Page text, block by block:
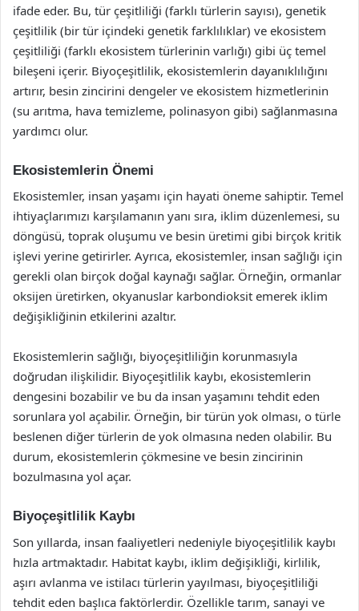
ifade eder. Bu, tür çeşitliliği (farklı türlerin sayısı), genetik
çeşitlilik (bir tür içindeki genetik farklılıklar) ve ekosistem
çeşitliliği (farklı ekosistem türlerinin varlığı) gibi üç temel
bileşeni içerir. Biyoçeşitlilik, ekosistemlerin dayanıklılığını
artırır, besin zincirini dengeler ve ekosistem hizmetlerinin
(su arıtma, hava temizleme, polinasyon gibi) sağlanmasına
yardımcı olur.
Ekosistemlerin Önemi
Ekosistemler, insan yaşamı için hayati öneme sahiptir. Temel
ihtiyaçlarımızı karşılamanın yanı sıra, iklim düzenlemesi, su
döngüsü, toprak oluşumu ve besin üretimi gibi birçok kritik
işlevi yerine getirirler. Ayrıca, ekosistemler, insan sağlığı için
gerekli olan birçok doğal kaynağı sağlar. Örneğin, ormanlar
oksijen üretirken, okyanuslar karbondioksit emerek iklim
değişikliğinin etkilerini azaltır.
Ekosistemlerin sağlığı, biyoçeşitliliğin korunmasıyla
doğrudan ilişkilidir. Biyoçeşitlilik kaybı, ekosistemlerin
dengesini bozabilir ve bu da insan yaşamını tehdit eden
sorunlara yol açabilir. Örneğin, bir türün yok olması, o türle
beslenen diğer türlerin de yok olmasına neden olabilir. Bu
durum, ekosistemlerin çökmesine ve besin zincirinin
bozulmasına yol açar.
Biyoçeşitlilik Kaybı
Son yıllarda, insan faaliyetleri nedeniyle biyoçeşitlilik kaybı
hızla artmaktadır. Habitat kaybı, iklim değişikliği, kirlilik,
aşırı avlanma ve istilacı türlerin yayılması, biyoçeşitliliği
tehdit eden başlıca faktörlerdir. Özellikle tarım, sanayi ve